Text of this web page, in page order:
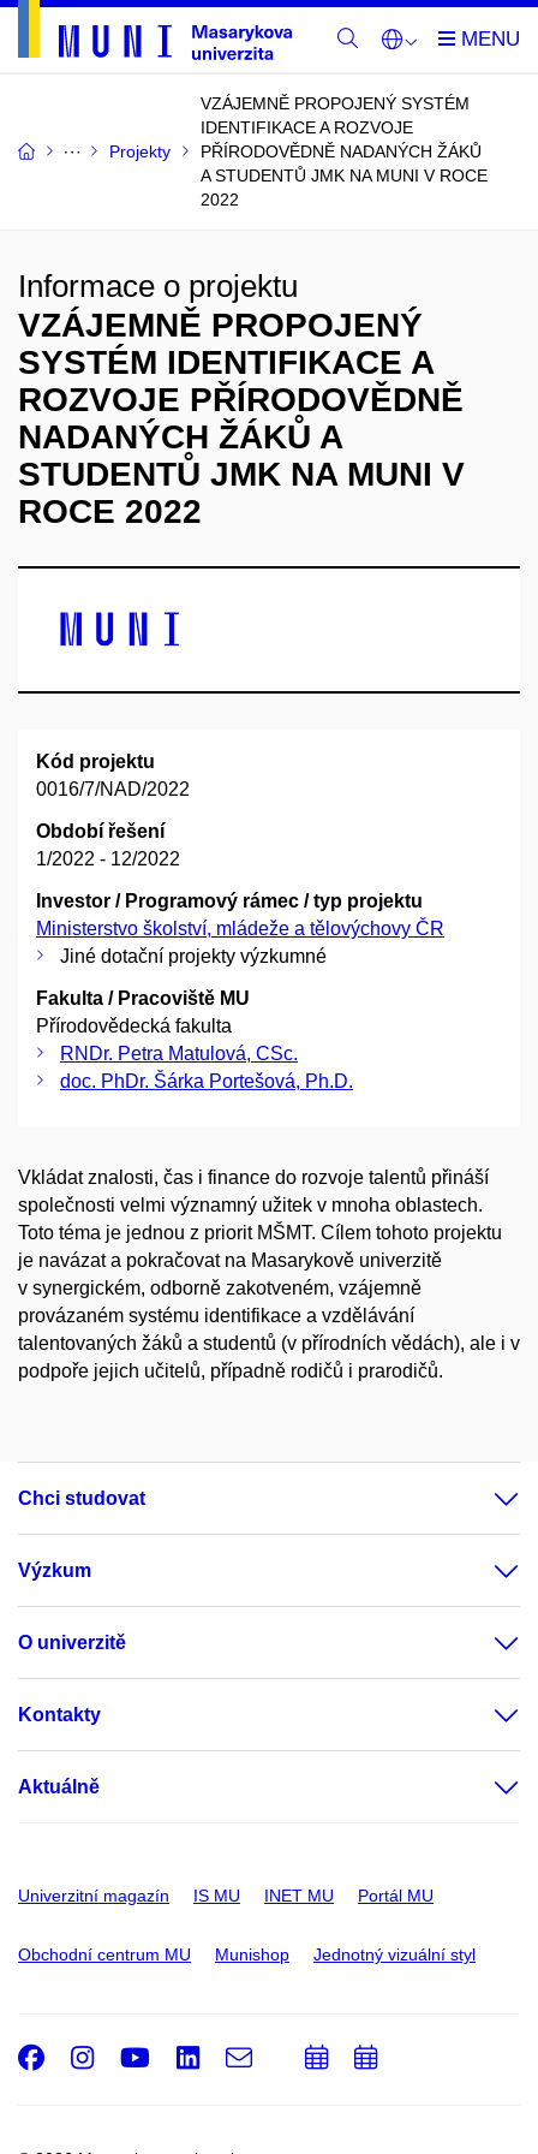
Projekty
VZÁJEMNĚ PROPOJENÝ SYSTÉM
IDENTIFIKACE A ROZVOJE
PŘÍRODOVĚDNĚ NADANÝCH ŽÁKŮ
A STUDENTŮ JMK NA MUNI V ROCE
2022
Informace o projektu
VZÁJEMNĚ PROPOJENÝ
SYSTÉM IDENTIFIKACE A
ROZVOJE PŘÍRODOVĚDNĚ
NADANÝCH ŽÁKŮ A
STUDENTŮ JMK NA MUNI V
ROCE 2022
Kód projektu
0016/7/NAD/2022
Období řešení
1/2022 - 12/2022
Investor / Programový rámec / typ projektu
Ministerstvo školství, mládeže a tělovýchovy ČR
Jiné dotační projekty výzkumné
Fakulta / Pracoviště MU
Přírodovědecká fakulta
RNDr. Petra Matulová, CSc.
doc. PhDr. Šárka Portešová, Ph.D.
Vkládat znalosti, čas i finance do rozvoje talentů přináší
společnosti velmi významný užitek v mnoha oblastech.
Toto téma je jednou z priorit MŠMT. Cílem tohoto projektu
je navázat a pokračovat na Masarykově univerzitě
v synergickém, odborně zakotveném, vzájemně
provázaném systému identifikace a vzdělávání
talentovaných žáků a studentů (v přírodních vědách), ale i v
podpoře jejich učitelů, případně rodičů i prarodičů.
Chci studovat
Výzkum
O univerzitě
Kontakty
Aktuálně
Univerzitní magazín IS MU INET MU Portál MU
Obchodní centrum MU Munishop Jednotný vizuální styl
Facebook
Instagram
Youtube
LinkedIn
e-
PřidatPřidat